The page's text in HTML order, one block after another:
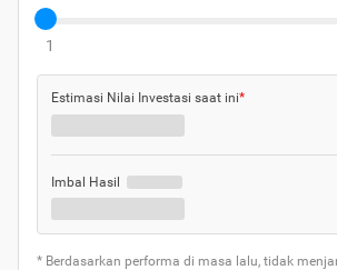
1
Estimasi Nilai Investasi saat ini*
Imbal Hasil
* Berdasarkan performa di masa lalu, tidak